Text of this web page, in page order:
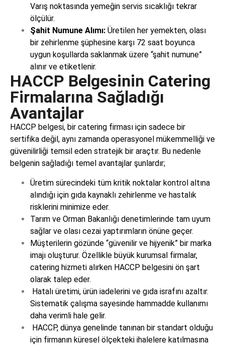
Varış noktasında yemeğin servis sıcaklığı tekrar
ölçülür.
Şahit Numune Alımı: Üretilen her yemekten, olası
bir zehirlenme şüphesine karşı 72 saat boyunca
uygun koşullarda saklanmak üzere “şahit numune”
alınır ve etiketlenir.
HACCP Belgesinin Catering
Firmalarına Sağladığı
Avantajlar
HACCP belgesi, bir catering firması için sadece bir
sertifika değil, aynı zamanda operasyonel mükemmelliği ve
güvenilirliği temsil eden stratejik bir araçtır. Bu nedenle
belgenin sağladığı temel avantajlar şunlardır;
Üretim sürecindeki tüm kritik noktalar kontrol altına
alındığı için gıda kaynaklı zehirlenme ve hastalık
risklerini minimize eder.
Tarım ve Orman Bakanlığı denetimlerinde tam uyum
sağlar ve olası cezai yaptırımların önüne geçer.
Müşterilerin gözünde “güvenilir ve hijyenik” bir marka
imajı oluşturur. Özellikle büyük kurumsal firmalar,
catering hizmeti alırken HACCP belgesini ön şart
olarak talep eder.
Hatalı üretimi, ürün iadelerini ve gıda israfını azaltır.
Sistematik çalışma sayesinde hammadde kullanımı
daha verimli hale gelir.
HACCP, dünya genelinde tanınan bir standart olduğu
için firmanın küresel ölçekteki ihalelere katılmasına